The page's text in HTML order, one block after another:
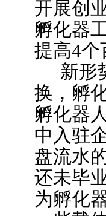
开展创
孵化器
提高4个
新形
换，孵
孵化器
中入驻
盘流水
还未毕
为孵化